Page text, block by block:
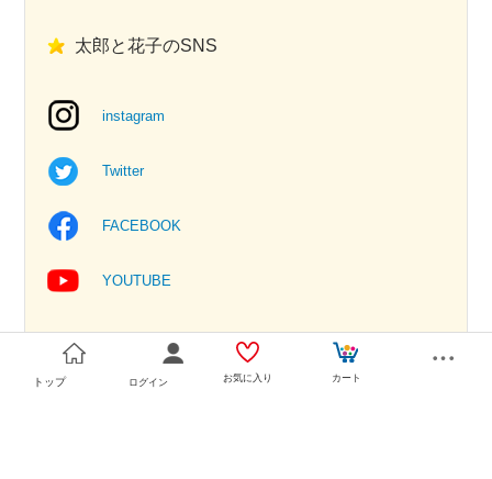
太郎と花子のSNS
instagram
Twitter
FACEBOOK
YOUTUBE
トップ ログイン お気に入り カート